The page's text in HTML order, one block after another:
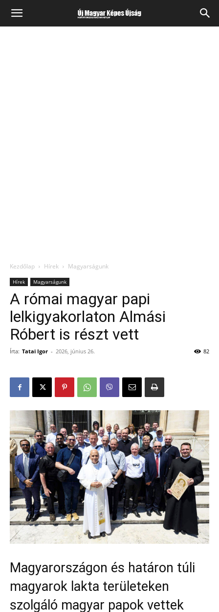
Kezdőlap Hírek Magyarságunk
Hírek Magyarságunk
A római magyar papi
lelkigyakorlaton Almási
Róbert is részt vett
Írta: Tatai Igor - 2026, június 26. 82
Magyarországon és határon túli
magyarok lakta területeken
szolgáló magyar papok vettek